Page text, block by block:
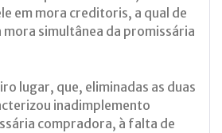
em mora creditoris, a qual de
mora simultânea da promissária
lugar, que, eliminadas as duas
inadimplemento
compradora, à falta de